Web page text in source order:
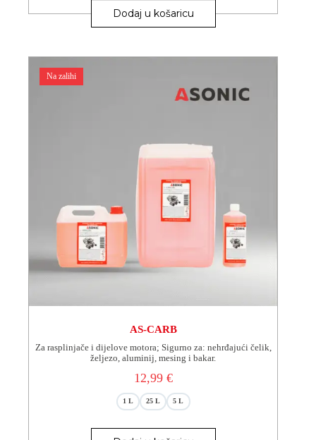
Dodaj u košaricu
proizvod
ima
Opcije
odabrati
Na zalihi
AS-CARB
Za rasplinjače i dijelove motora; Sigurno za: nehrđajući čelik,
željezo, aluminij, mesing i bakar.
12,99 €
1 L 25 L 5 L
proizvod